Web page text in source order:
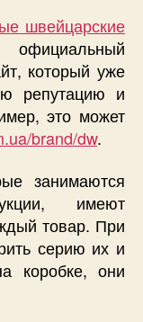
швейцарские
который уже
репутацию и
это может
brand/dw.
занимаются
имеют
товар. При
серию их и
коробке, они